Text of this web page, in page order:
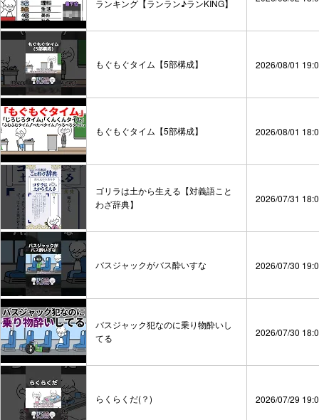
ランキング【ランラン♪ランKING】
もぐもぐタイム【5部構成】 2026/08/01
もぐもぐタイム【5部構成】 2026/08/01
ゴリラは土から生える【対義語こと
わざ辞典】
2026/07/31
バスジャックがバス酔いすな 2026/07/30
バスジャック犯なのに乗り物酔いし
てる
2026/07/30
らくらくだ(？) 2026/07/29